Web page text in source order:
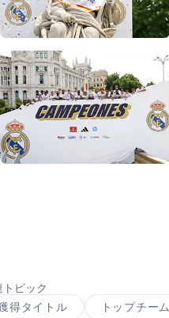
トピック
得タイトル
トップチーム